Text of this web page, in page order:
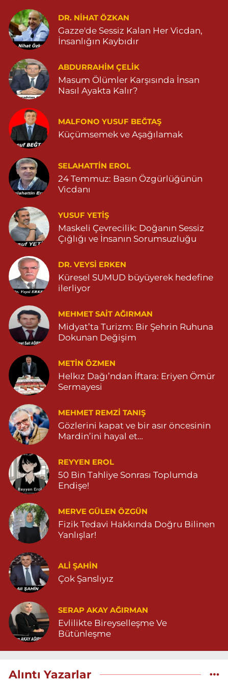
KAPLAN MAH. MARDİN CAD. NO:21 A 04825030197
0 (482) 503 01 97 Yol Tarifi Al
GÜNDOĞAN MAHALLESİ STAD CADDESİ NO:36 A 05380544155
0 (538) 054 41 55 Yol Tarifi Al
Huzur Eczanesi
GÜL MAHALLESİ VATAN CADDE NO:4A 04825912517
0 (482) 591 25 17 Yol Tarifi Al
Dara Eczanesi
NUR MAHALLESİ VALİ OZAN CADDESİ DIŞ KAPI NO:122G
DEVLET HASTANESİ KARŞISI (DİYARBAKIR YOLU CEPHESİ)
04822125304
0 (482) 212 53 04 Yol Tarifi Al
Özdemir Eczanesi
YENİ MAHALLE 3086 SOKAK NO:4 3 04825413121
0 (482) 541 31 21 Yol Tarifi Al
DR. NIHAT ÖZKAN
Gazze'de Sessiz Kalan Her Vicdan,
İnsanlığın Kaybıdır
ABDURRAHIM ÇELİK
Masum Ölümler Karşısında İnsan
Nasıl Ayakta Kalır?
MALFONO YUSUF BEĞTAŞ
Küçümsemek ve Aşağılamak
SELAHATTIN EROL
24 Temmuz: Basın Özgürlüğünün
Vicdanı
YUSUF YETİŞ
Maskeli Çevrecilik: Doğanın Sessiz
Çığlığı ve İnsanın Sorumsuzluğu
DR. VEYSI ERKEN
Küresel SUMUD büyüyerek hedefine
ilerliyor
MEHMET SAIT AĞIRMAN
Midyat’ta Turizm: Bir Şehrin Ruhuna
Dokunan Değişim
METIN ÖZMEN
Helkız Dağı’ndan İftara: Eriyen Ömür
Sermayesi
MEHMET REMZI TANIŞ
Gözlerini kapat ve bir asır öncesinin
Mardin’ini hayal et…
REYYEN EROL
50 Bin Tahliye Sonrası Toplumda
Endişe!
MERVE GÜLEN ÖZGÜN
Fizik Tedavi Hakkında Doğru Bilinen
Yanlışlar!
ALI ŞAHİN
Çok Şanslıyız
SERAP AKAY AĞIRMAN
Evlilikte Bireyselleşme Ve
Bütünleşme
Alıntı Yazarlar